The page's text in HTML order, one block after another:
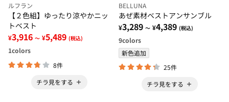
ルフラン
【２色組】ゆったり涼やかニッ
トベスト
¥3,916 ～ ¥5,489 (税込)
1colors
8件
チラ見をする
BELLUNA
あぜ素材ベストアンサンブル
¥3,289 ～ ¥4,389 (税込)
9colors
新色追加
25件
チラ見をする